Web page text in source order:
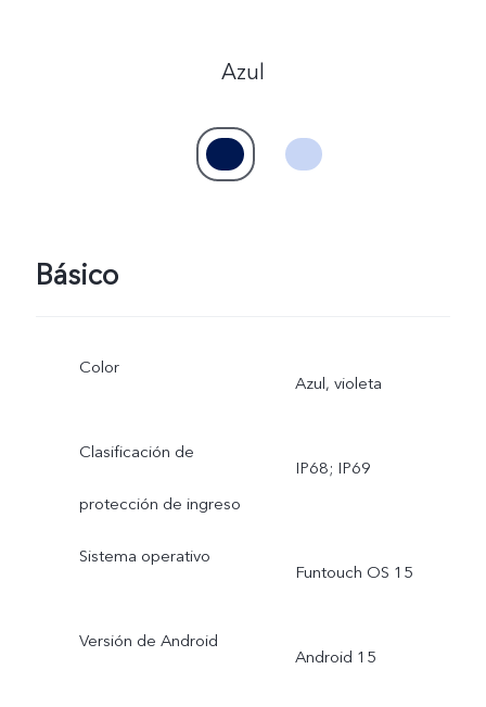
Azul
Básico
Color
Azul, violeta
Clasificación de
protección de ingreso
IP68; IP69
Sistema operativo
Funtouch OS 15
Versión de Android
Android 15